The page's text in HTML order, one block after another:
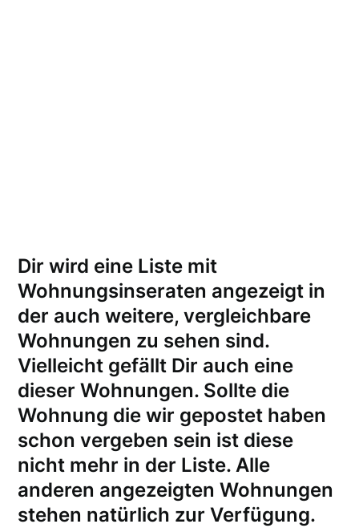
Dir wird eine Liste mit
Wohnungsinseraten angezeigt in
der auch weitere, vergleichbare
Wohnungen zu sehen sind.
Vielleicht gefällt Dir auch eine
dieser Wohnungen. Sollte die
Wohnung die wir gepostet haben
schon vergeben sein ist diese
nicht mehr in der Liste. Alle
anderen angezeigten Wohnungen
stehen natürlich zur Verfügung.